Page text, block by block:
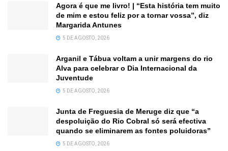
Agora é que me livro! | “Esta história tem muito
de mim e estou feliz por a tornar vossa”, diz
Margarida Antunes
5 DE AGOSTO, 2026
Arganil e Tábua voltam a unir margens do rio
Alva para celebrar o Dia Internacional da
Juventude
5 DE AGOSTO, 2026
Junta de Freguesia de Meruge diz que “a
despoluição do Rio Cobral só será efectiva
quando se eliminarem as fontes poluidoras”
5 DE AGOSTO, 2026